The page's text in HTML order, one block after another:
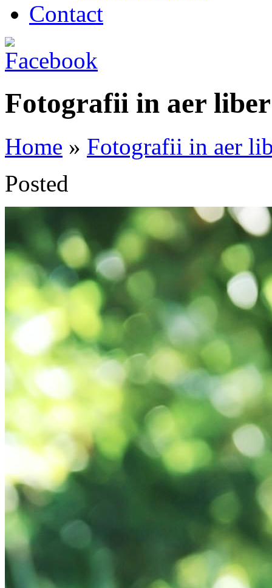
Contact
Fotografii in aer
Home » Fotografii in aer
Posted